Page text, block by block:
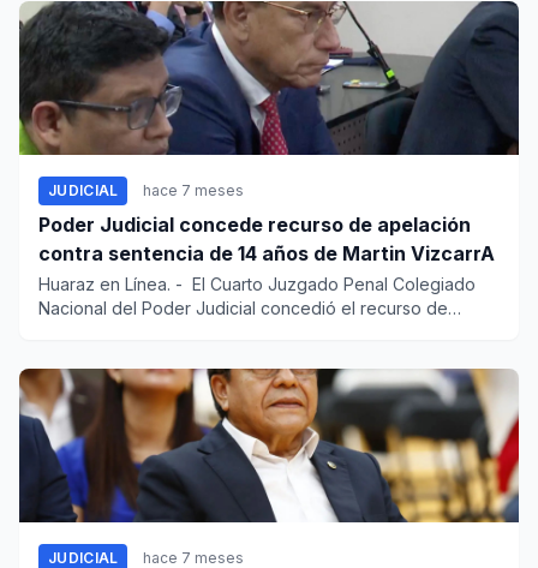
JUDICIAL hace 7 meses
Poder Judicial concede recurso de apelación
contra sentencia de 14 años de Martin VizcarrA
Huaraz en Línea. - El Cuarto Juzgado Penal Colegiado
Nacional del Poder Judicial concedió el recurso de
JUDICIAL hace 7 meses